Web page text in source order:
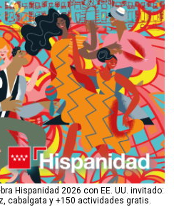
Hispanidad 2026 con EE. UU. invitado:
cabalgata y +150 actividades gratis.